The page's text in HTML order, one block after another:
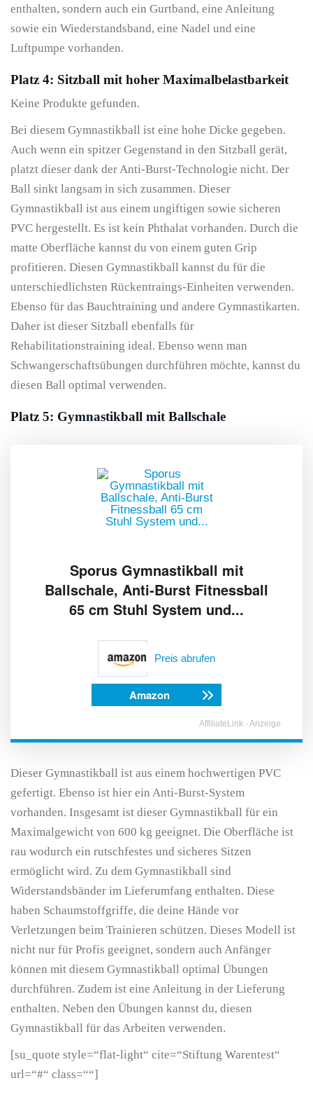
enthalten, sondern auch ein Gurtband, eine Anleitung
sowie ein Wiederstandsband, eine Nadel und eine
Luftpumpe vorhanden.
Platz 4: Sitzball mit hoher Maximalbelastbarkeit
Keine Produkte gefunden.
Bei diesem Gymnastikball ist eine hohe Dicke gegeben.
Auch wenn ein spitzer Gegenstand in den Sitzball gerät,
platzt dieser dank der Anti-Burst-Technologie nicht. Der
Ball sinkt langsam in sich zusammen. Dieser
Gymnastikball ist aus einem ungiftigen sowie sicheren
PVC hergestellt. Es ist kein Phthalat vorhanden. Durch die
matte Oberfläche kannst du von einem guten Grip
profitieren. Diesen Gymnastikball kannst du für die
unterschiedlichsten Rückentraings-Einheiten verwenden.
Ebenso für das Bauchtraining und andere Gymnastikarten.
Daher ist dieser Sitzball ebenfalls für
Rehabilitationstraining ideal. Ebenso wenn man
Schwangerschaftsübungen durchführen möchte, kannst du
diesen Ball optimal verwenden.
Platz 5: Gymnastikball mit Ballschale
Sporus Gymnastikball mit
Ballschale, Anti-Burst Fitnessball
65 cm Stuhl System und...
Preis abrufen
Amazon
AffiliateLink - Anzeige
Dieser Gymnastikball ist aus einem hochwertigen PVC
gefertigt. Ebenso ist hier ein Anti-Burst-System
vorhanden. Insgesamt ist dieser Gymnastikball für ein
Maximalgewicht von 600 kg geeignet. Die Oberfläche ist
rau wodurch ein rutschfestes und sicheres Sitzen
ermöglicht wird. Zu dem Gymnastikball sind
Widerstandsbänder im Lieferumfang enthalten. Diese
haben Schaumstoffgriffe, die deine Hände vor
Verletzungen beim Trainieren schützen. Dieses Modell ist
nicht nur für Profis geeignet, sondern auch Anfänger
können mit diesem Gymnastikball optimal Übungen
durchführen. Zudem ist eine Anleitung in der Lieferung
enthalten. Neben den Übungen kannst du, diesen
Gymnastikball für das Arbeiten verwenden.
[su_quote style=“flat-light“ cite=“Stiftung Warentest“
url=“#“ class=““]